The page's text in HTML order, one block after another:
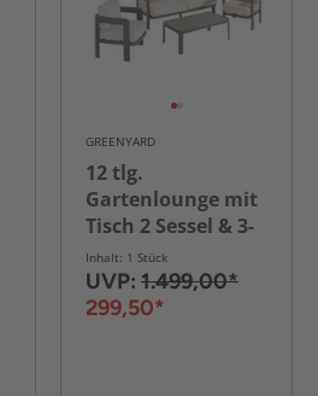
GREENYARD
12 tlg.
Gartenlounge mit
Tisch 2 Sessel & 3-
Sitzer Bank aus
Aluminium RIAD
M - Anthrazit
Inhalt: 1 Stück
UVP: 1.499,00*
299,50*